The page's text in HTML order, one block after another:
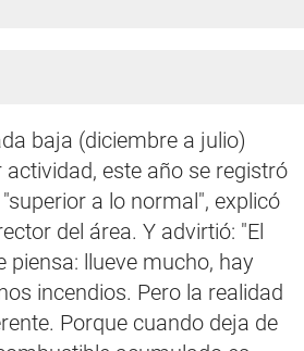
baja (diciembre a julio)
actividad, este año se registró
a lo normal", explicó
del área. Y advirtió: "El
piensa: llueve mucho, hay
incendios. Pero la realidad
Porque cuando deja de